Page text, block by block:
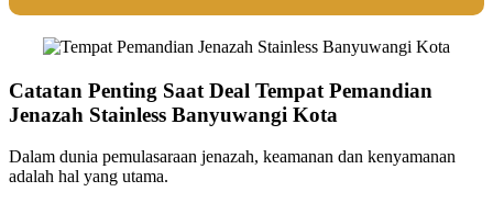
Catatan Penting Saat Deal Tempat Pemandian
Jenazah Stainless Banyuwangi Kota
Dalam dunia pemulasaraan jenazah, keamanan dan kenyamanan
adalah hal yang utama.